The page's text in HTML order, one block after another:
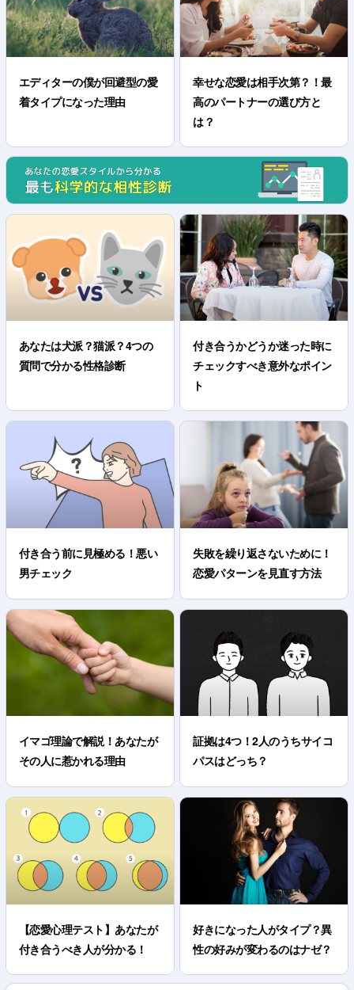
エディターの僕が回避型の愛
着タイプになった理由
幸せな恋愛は相手次第？！最
高のパートナーの選び方と
は？
あなたは犬派？猫派？4つの
質問で分かる性格診断
付き合うかどうか迷った時に
チェックすべき意外なポイン
ト
付き合う前に見極める！悪い
男チェック
失敗を繰り返さないために！
恋愛パターンを見直す方法
イマゴ理論で解説！あなたが
その人に惹かれる理由
証拠は4つ！2人のうちサイコ
パスはどっち？
【恋愛心理テスト】あなたが
付き合うべき人が分かる！
好きになった人がタイプ？異
性の好みが変わるのはナゼ？